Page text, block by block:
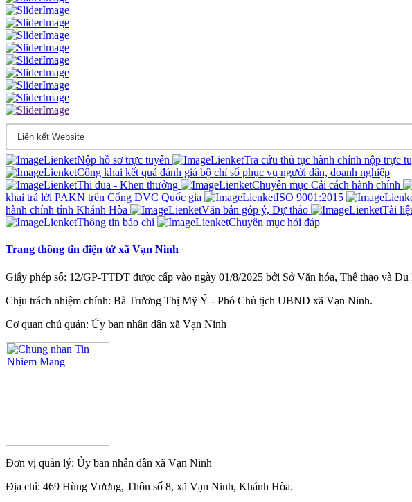
Nộp hồ sơ trực tuyến Tra cứu thủ tục hành chính nộp trực
Công khai kết quả đánh giá bộ chỉ sổ phục vụ người dân, doanh nghiệp
Thi đua - Khen thưởng
Chuyên mục Cải cách hành chính
khai trả lời PAKN trên Cổng DVC Quốc gia
ISO 9001:2015
hành chính tỉnh Khánh Hòa
Văn bản góp ý, Dự thảo Tài
Thông tin báo chí
Chuyên mục hỏi đáp
Trang thông tin điện tử xã Vạn Ninh
Giấy phép số: 12/GP-TTĐT được cấp vào ngày 01/8/2025 bởi Sở Văn hóa, Thể thao và Du
Chịu trách nhiệm chính: Bà Trương Thị Mỹ Ý - Phó Chủ tịch UBND xã Vạn Ninh.
Cơ quan chủ quản: Ủy ban nhân dân xã Vạn Ninh
Đơn vị quản lý: Ủy ban nhân dân xã Vạn Ninh
Địa chỉ: 469 Hùng Vương, Thôn số 8, xã Vạn Ninh, Khánh Hòa.